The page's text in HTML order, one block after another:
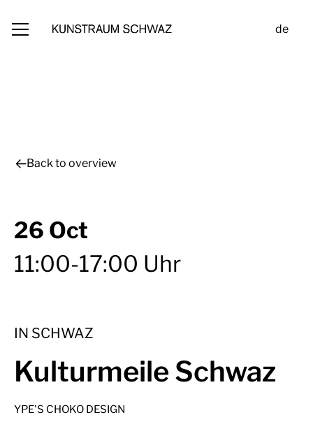
de
Back to overview
26 Oct
11:00-17:00 Uhr
IN SCHWAZ
Kulturmeile Schwaz
YPE'S CHOKO DESIGN